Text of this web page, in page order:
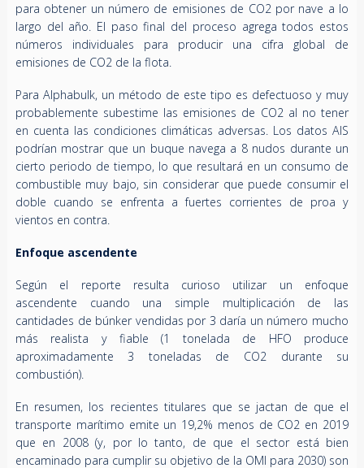
para obtener un número de emisiones de CO2 por nave a lo
largo del año. El paso final del proceso agrega todos estos
números individuales para producir una cifra global de
emisiones de CO2 de la flota.
Para Alphabulk, un método de este tipo es defectuoso y muy
probablemente subestime las emisiones de CO2 al no tener
en cuenta las condiciones climáticas adversas. Los datos AIS
podrían mostrar que un buque navega a 8 nudos durante un
cierto periodo de tiempo, lo que resultará en un consumo de
combustible muy bajo, sin considerar que puede consumir el
doble cuando se enfrenta a fuertes corrientes de proa y
vientos en contra.
Enfoque ascendente
Según el reporte resulta curioso utilizar un enfoque
ascendente cuando una simple multiplicación de las
cantidades de búnker vendidas por 3 daría un número mucho
más realista y fiable (1 tonelada de HFO produce
aproximadamente 3 toneladas de CO2 durante su
combustión).
En resumen, los recientes titulares que se jactan de que el
transporte marítimo emite un 19,2% menos de CO2 en 2019
que en 2008 (y, por lo tanto, de que el sector está bien
encaminado para cumplir su objetivo de la OMI para 2030) son